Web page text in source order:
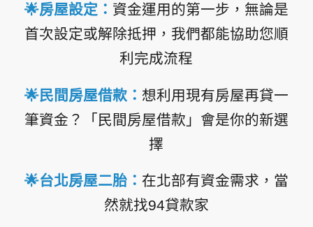
🌟房屋設定 ： 資金運用的第一步，無論是
首次設定或解除抵押，我們都能協助您順
利完成流程
🌟民間房屋借款： 想利用現有房屋再貸一
筆資金？「民間房屋借款」會是你的新選
擇
🌟台北房屋二胎： 在北部有資金需求，當
然就找94貸款家